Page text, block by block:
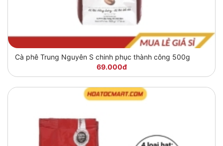
Cà phê Trung Nguyên S chinh phục thành công 500g
69.000đ